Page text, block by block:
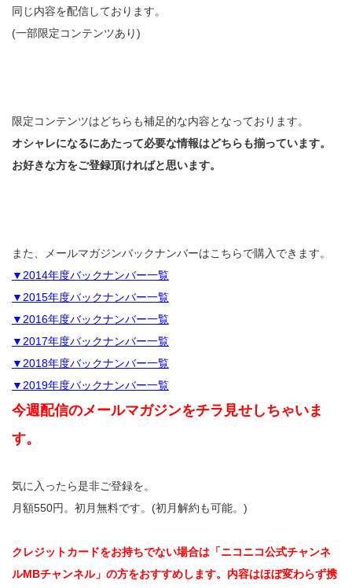
同じ内容を配信しております。
(一部限定コンテンツあり)
限定コンテンツはどちらも補足的な内容となっております。
オシャレになるにあたって必要な情報はどちらも揃っています。
お好きな方をご登録頂ければと思います。
また、メールマガジンバックナンバーはこちらで購入できます。
▼2014年度バックナンバー一覧
▼2015年度バックナンバー一覧
▼2016年度バックナンバー一覧
▼2017年度バックナンバー一覧
▼2018年度バックナンバー一覧
▼2019年度バックナンバー一覧
今週配信のメールマガジンをチラ見せしちゃいま
す。
気に入ったら是非ご登録を。
月額550円。初月無料です。(初月解約も可能。)
クレジットカードをお持ちでない場合は「ニコニコ公式チャンネ
ルMBチャンネル」の方をおすすめします。内容はほぼ変わらず携